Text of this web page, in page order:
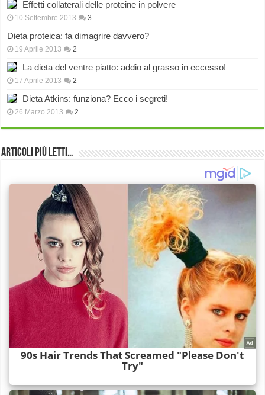
Effetti collaterali delle proteine in polvere
10 Settembre 2013 3
Dieta proteica: fa dimagrire davvero?
19 Aprile 2013 2
La dieta del ventre piatto: addio al grasso in eccesso!
17 Aprile 2013 2
Dieta Atkins: funziona? Ecco i segreti!
26 Marzo 2013 2
Articoli più Letti…